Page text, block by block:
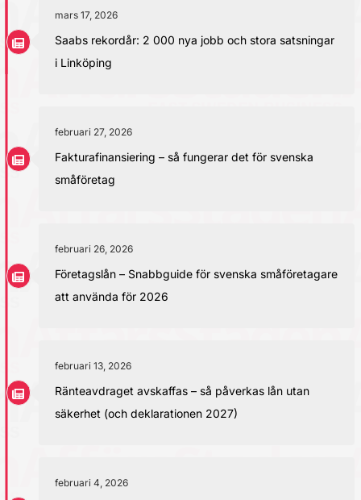
mars 17, 2026
Saabs rekordår: 2 000 nya jobb och stora satsningar
i Linköping
februari 27, 2026
Fakturafinansiering – så fungerar det för svenska
småföretag
februari 26, 2026
Företagslån – Snabbguide för svenska småföretagare
att använda för 2026
februari 13, 2026
Ränteavdraget avskaffas – så påverkas lån utan
säkerhet (och deklarationen 2027)
februari 4, 2026